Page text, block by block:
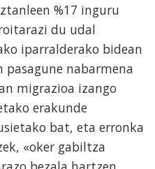
%17 inguru
du udal
iparralderako bidean
nabarmena
migrazioa izango
erakunde
bat, eta erronka
«oker gabiltza